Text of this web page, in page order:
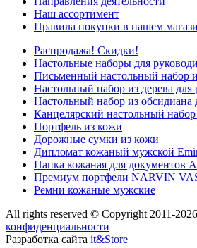
Наш ассортимент
Правила покупки в нашем
Распродажа! Скидки!
Настольные наборы для
Письменный настольный набор
Настольный набор из дерева для
Настольный набор из обсидиана
Канцелярский настольный
Портфель из кожи
Дорожные сумки из кожи
Дипломат кожаный мужской
Папка кожаная для документов
Премиум портфели NARVIN
Ремни кожаные мужские
All rights reserved © Copyright 2011-
конфиденциальности
Разработка сайта it&Store